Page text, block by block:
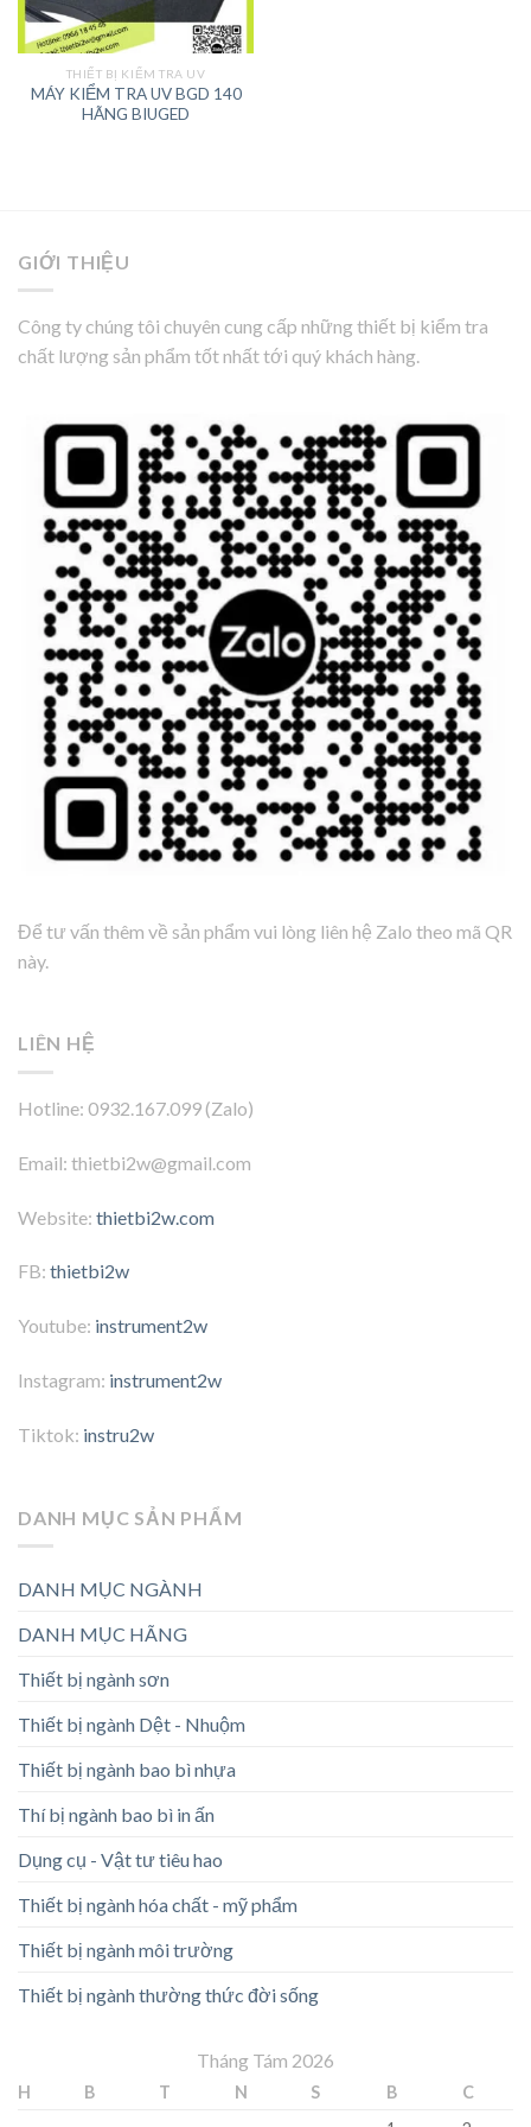
THIẾT BỊ KIỂM TRA UV
MÁY KIỂM TRA UV BGD 140
HÃNG BIUGED
GIỚI THIỆU
Công ty chúng tôi chuyên cung cấp những thiết bị kiểm tra
chất lượng sản phẩm tốt nhất tới quý khách hàng.
Để tư vấn thêm về sản phẩm vui lòng liên hệ Zalo theo mã QR
này.
LIÊN HỆ
Hotline: 0932.167.099 (Zalo)
Email: thietbi2w@gmail.com
Website: thietbi2w.com
FB: thietbi2w
Youtube: instrument2w
Instagram: instrument2w
Tiktok: instru2w
DANH MỤC SẢN PHẨM
DANH MỤC NGÀNH
DANH MỤC HÃNG
Thiết bị ngành sơn
Thiết bị ngành Dệt - Nhuộm
Thiết bị ngành bao bì nhựa
Thí bị ngành bao bì in ấn
Dụng cụ - Vật tư tiêu hao
Thiết bị ngành hóa chất - mỹ phẩm
Thiết bị ngành môi trường
Thiết bị ngành thường thức đời sống
Tháng Tám 2026
H B T N S B
C